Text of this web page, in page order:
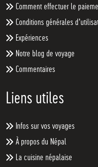
Comment effectuer le
Conditions générales
Expériences
Notre blog de voyage
Commentaires
Liens utiles
Infos sur vos voyages
À propos du Népal
La cuisine népalaise